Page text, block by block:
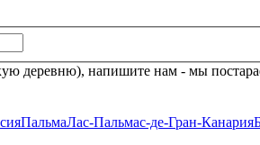
деревню), напишите нам - мы
ПальмаЛас-Пальмас-де-Гран-Канария